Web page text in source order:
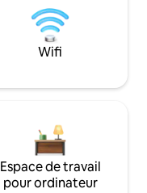
Wifi
Espace de travail
pour ordinateur